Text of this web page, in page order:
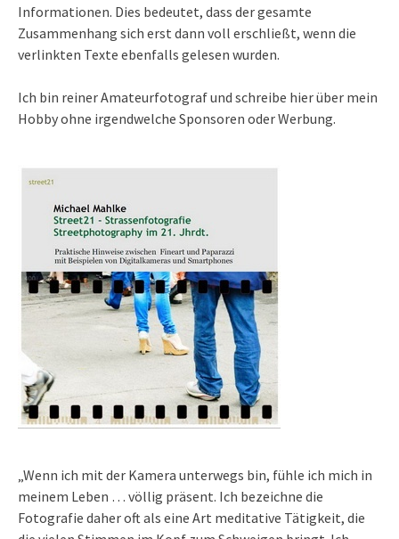
Informationen. Dies bedeutet, dass der gesamte
Zusammenhang sich erst dann voll erschließt, wenn die
verlinkten Texte ebenfalls gelesen wurden.
Ich bin reiner Amateurfotograf und schreibe hier über mein
Hobby ohne irgendwelche Sponsoren oder Werbung.
„Wenn ich mit der Kamera unterwegs bin, fühle ich mich in
meinem Leben … völlig präsent. Ich bezeichne die
Fotografie daher oft als eine Art meditative Tätigkeit, die